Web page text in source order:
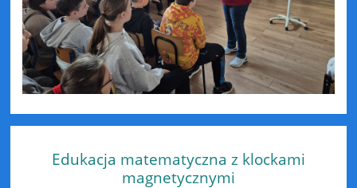
Edukacja matematyczna z klockami
magnetycznymi